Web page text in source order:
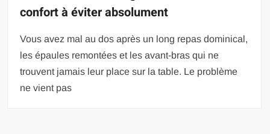
confort à éviter absolument
Vous avez mal au dos après un long repas dominical,
les épaules remontées et les avant-bras qui ne
trouvent jamais leur place sur la table. Le problème
ne vient pas